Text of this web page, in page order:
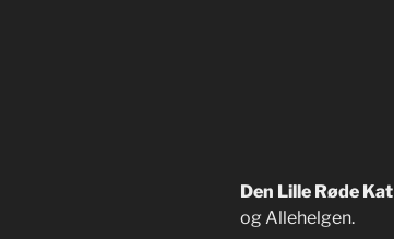
Den Lille Røde Kat
og Allehelgen.